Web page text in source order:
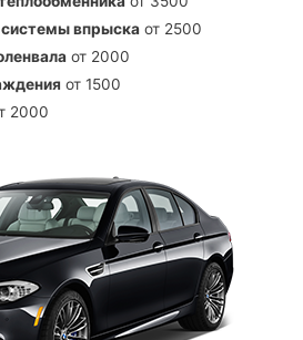
впрыска от 2500
от 2000
от 1500
2000